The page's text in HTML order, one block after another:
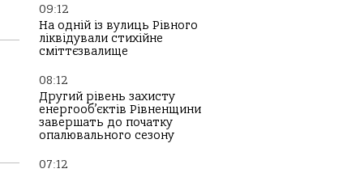
09:12
На одній із вулиць Рівного
ліквідували стихійне
сміттєзвалище
08:12
Другий рівень захисту
енергооб’єктів Рівненщини
завершать до початку
опалювального сезону
07:12